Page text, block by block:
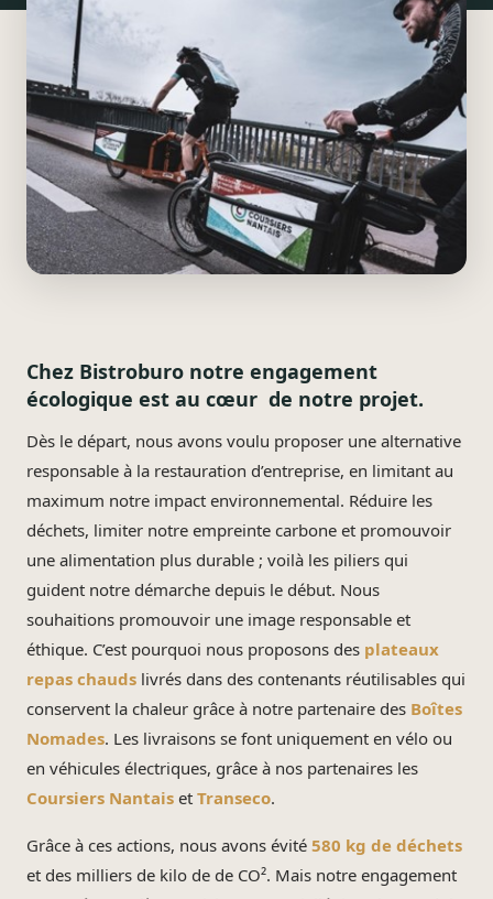
Chez Bistroburo notre engagement
écologique est au cœur de notre projet.
Dès le départ, nous avons voulu proposer une alternative
responsable à la restauration d’entreprise, en limitant au
maximum notre impact environnemental. Réduire les
déchets, limiter notre empreinte carbone et promouvoir
une alimentation plus durable ; voilà les piliers qui
guident notre démarche depuis le début. Nous
souhaitions promouvoir une image responsable et
éthique. C’est pourquoi nous proposons des plateaux
repas chauds livrés dans des contenants réutilisables qui
conservent la chaleur grâce à notre partenaire des Boîtes
Nomades. Les livraisons se font uniquement en vélo ou
en véhicules électriques, grâce à nos partenaires les
Coursiers Nantais et Transeco.
Grâce à ces actions, nous avons évité 580 kg de déchets
et des milliers de kilo de de CO². Mais notre engagement